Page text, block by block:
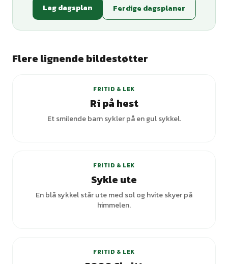
Lag dagsplan
Ferdige dagsplaner
Flere lignende bildestøtter
FRITID & LEK
Ri på hest
Et smilende barn sykler på en gul sykkel.
FRITID & LEK
Sykle ute
En blå sykkel står ute med sol og hvite skyer på
himmelen.
FRITID & LEK